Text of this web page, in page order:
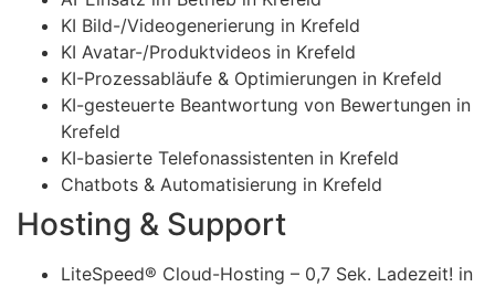
KI Bild-/Videogenerierung in Krefeld
KI Avatar-/Produktvideos in Krefeld
KI-Prozessabläufe & Optimierungen in Krefeld
KI-gesteuerte Beantwortung von Bewertungen in
Krefeld
KI-basierte Telefonassistenten in Krefeld
Chatbots & Automatisierung in Krefeld
Hosting & Support
LiteSpeed® Cloud-Hosting – 0,7 Sek. Ladezeit! in